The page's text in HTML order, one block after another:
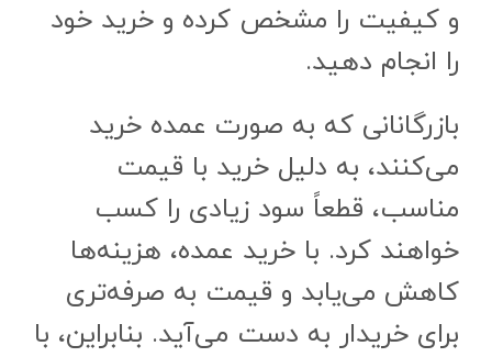
و کیفیت را مشخص کرده و خرید خود
را انجام دهید.
بازرگانانی که به صورت عمده خرید
می‌کنند، به دلیل خرید با قیمت
مناسب، قطعاً سود زیادی را کسب
خواهند کرد. با خرید عمده، هزینه‌ها
کاهش می‌یابد و قیمت به صرفه‌تری
برای خریدار به دست می‌آید. بنابراین، با